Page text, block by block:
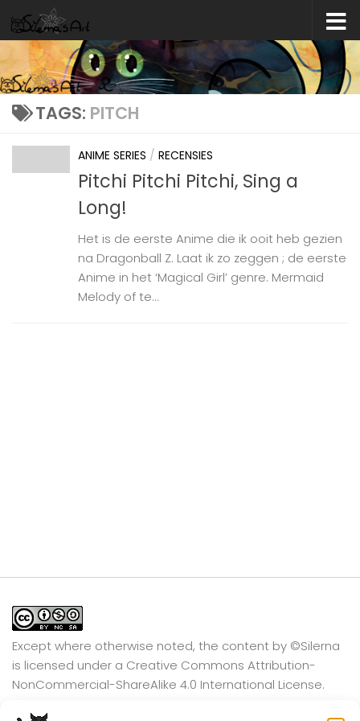
Skip to content
TAGS: PITCH
ANIME SERIES / RECENSIES
Pitchi Pitchi Pitchi, Sing a
Long!
Het is de eerste Anime die ik ooit heb gezien
na Dragonball Z. Laat ik zo zeggen ; de eerste
Anime in het ‘Magical Girl’ genre. Mermaid
Melody of te...
Except where otherwise noted, the content by ©Silerna
is licensed under a Creative Commons Attribution-
NonCommercial-ShareAlike 4.0 International License.